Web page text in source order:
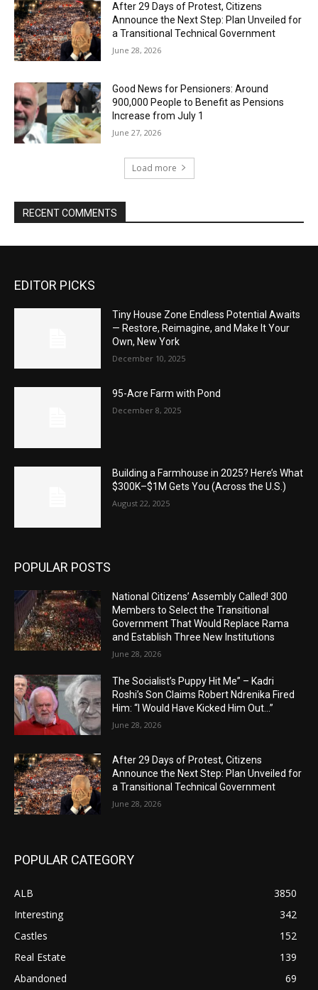
After 29 Days of Protest, Citizens
Announce the Next Step: Plan Unveiled for
a Transitional Technical Government
June 28, 2026
Good News for Pensioners: Around
900,000 People to Benefit as Pensions
Increase from July 1
June 27, 2026
Load more
RECENT COMMENTS
EDITOR PICKS
Tiny House Zone Endless Potential Awaits
— Restore, Reimagine, and Make It Your
Own, New York
December 10, 2025
95-Acre Farm with Pond
December 8, 2025
Building a Farmhouse in 2025? Here’s What
$300K–$1M Gets You (Across the U.S.)
August 22, 2025
POPULAR POSTS
National Citizens’ Assembly Called! 300
Members to Select the Transitional
Government That Would Replace Rama
and Establish Three New Institutions
June 28, 2026
The Socialist’s Puppy Hit Me” – Kadri
Roshi’s Son Claims Robert Ndrenika Fired
Him: “I Would Have Kicked Him Out…”
June 28, 2026
After 29 Days of Protest, Citizens
Announce the Next Step: Plan Unveiled for
a Transitional Technical Government
June 28, 2026
POPULAR CATEGORY
ALB
3850
Interesting
342
Castles
152
Real Estate
139
Abandoned
69